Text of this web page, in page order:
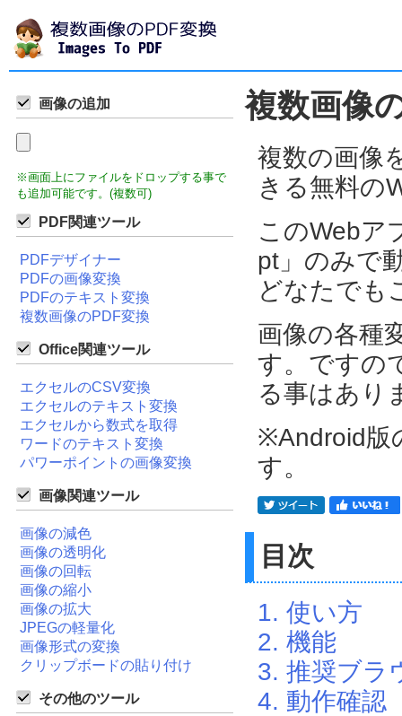
画像の追加
※画面上にファイルをドロップする事で
も追加可能です。(複数可)
PDF関連ツール
PDFデザイナー
PDFの画像変換
PDFのテキスト変換
複数画像のPDF変換
Office関連ツール
エクセルのCSV変換
エクセルのテキスト変換
エクセルから数式を取得
ワードのテキスト変換
パワーポイントの画像変換
画像関連ツール
画像の減色
画像の透明化
画像の回転
画像の縮小
画像の拡大
JPEGの軽量化
画像形式の変換
クリップボードの貼り付け
その他のツール
複数画像
複数の画像
きる無料の
このWebア
pt」のみで
どなたでも
画像の各種
す。ですの
る事はあり
※Android版
す。
目次
1. 使い方
2. 機能
3. 推奨ブラ
4. 動作確認